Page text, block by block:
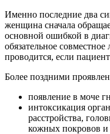
Именно последние два
женщина сначала
основной ошибкой в
обязательное
проводится, если
Более поздними
появление в моче
интоксикация
расстройства,
кожных покровов и